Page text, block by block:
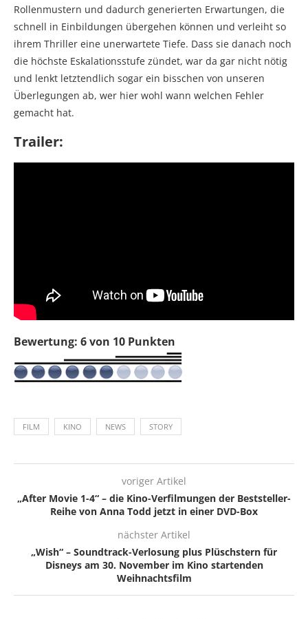
Rollenmustern und dadurch generierten Erwartungen, die
schnell in Einbildungen übergehen können und verleiht so
ihrem Thriller eine unerwartete Tiefe. Dass sie danach noch
die höchste Eskalationsstufe zündet, war da gar nicht nötig
und lenkt letztendlich sogar ein bisschen von unseren
Überlegungen ab, wer hier wohl wann welchen Fehler
gemacht hat.
Trailer:
Bewertung: 6 von 10 Punkten
FILM KINO NEWS STORY
voriger Artikel
„After Movie 1-4“ – die Kino-Verfilmungen der Beststeller-
Reihe von Anna Todd jetzt in einer DVD-Box
nächster Artikel
„Wish“ – Soundtrack-Verlosung plus Plüschstern für
Disneys am 30. November im Kino startenden
Weihnachtsfilm